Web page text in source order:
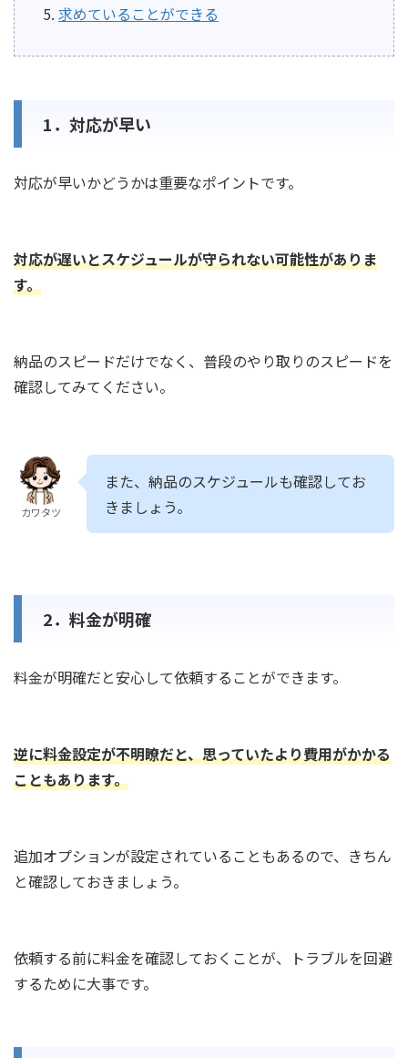
求めていることができる
1．対応が早い
対応が早いかどうかは重要なポイントです。
対応が遅いとスケジュールが守られない可能性がありま
す。
納品のスピードだけでなく、普段のやり取りのスピードを
確認してみてください。
カワタツ
また、納品のスケジュールも確認してお
きましょう。
2．料金が明確
料金が明確だと安心して依頼することができます。
逆に料金設定が不明瞭だと、思っていたより費用がかかる
こともあります。
追加オプションが設定されていることもあるので、きちん
と確認しておきましょう。
依頼する前に料金を確認しておくことが、トラブルを回避
するために大事です。